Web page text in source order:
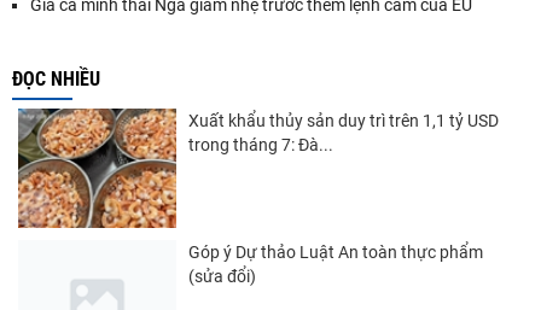
Giá cá minh thái Nga giảm nhẹ trước thềm lệnh cấm của EU
ĐỌC NHIỀU
Xuất khẩu thủy sản duy trì trên 1,1 tỷ USD
trong tháng 7: Đà...
Góp ý Dự thảo Luật An toàn thực phẩm
(sửa đổi)